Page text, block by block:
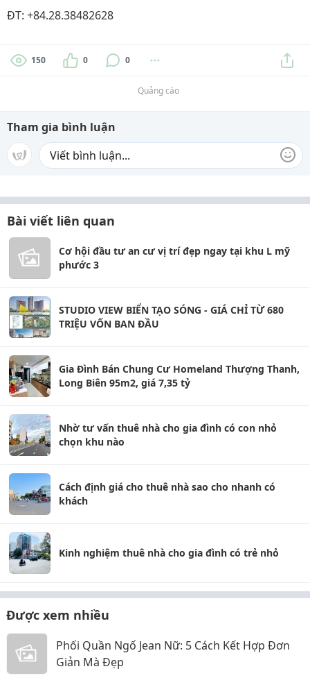
ĐT: +84.28.38482628
150 0 0
Quảng cáo
Tham gia bình luận
Bài viết liên quan
Cơ hội đầu tư an cư vị trí đẹp ngay tại khu L mỹ
phước 3
STUDIO VIEW BIỂN TẠO SÓNG - GIÁ CHỈ TỪ 680
TRIỆU VỐN BAN ĐẦU
Gia Đình Bán Chung Cư Homeland Thượng Thanh,
Long Biên 95m2, giá 7,35 tỷ
Nhờ tư vấn thuê nhà cho gia đình có con nhỏ
chọn khu nào
Cách định giá cho thuê nhà sao cho nhanh có
khách
Kinh nghiệm thuê nhà cho gia đình có trẻ nhỏ
Được xem nhiều
Phối Quần Ngố Jean Nữ: 5 Cách Kết Hợp Đơn
Giản Mà Đẹp